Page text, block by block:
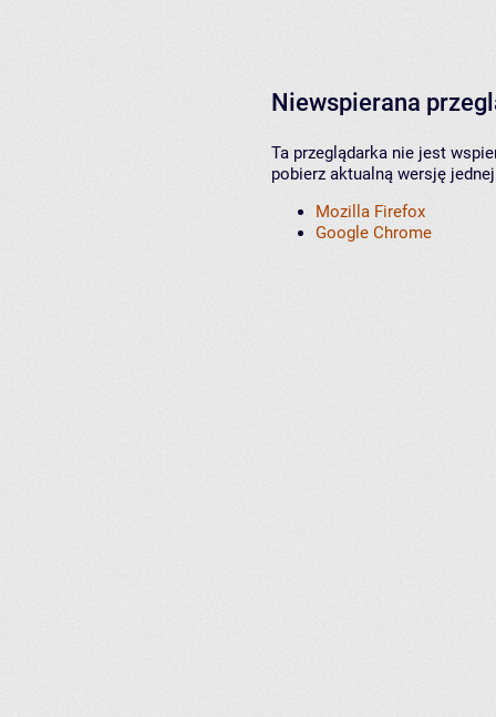
Niewspierana
Ta przeglądarka nie jest
pobierz aktualną wersję
Mozilla Firefox
Google Chrome